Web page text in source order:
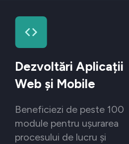
Dezvoltări Aplicații
Web și Mobile
Beneficiezi de peste 100
module pentru ușurarea
procesului de lucru și